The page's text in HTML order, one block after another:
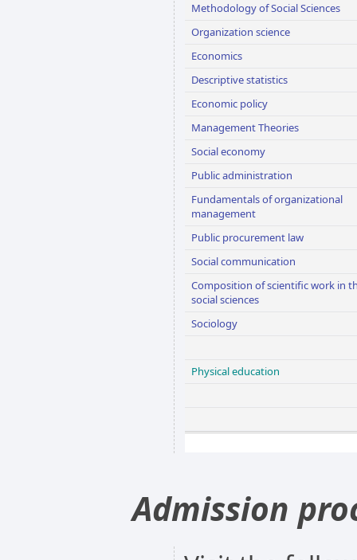
Methodology of Social Sciences
Organization science
Economics
Descriptive statistics
Economic policy
Management Theories
Social economy
Public administration
Fundamentals of organizational
management
Public procurement law
Social communication
Composition of scientific work in
social sciences
Sociology
Physical education
Admission